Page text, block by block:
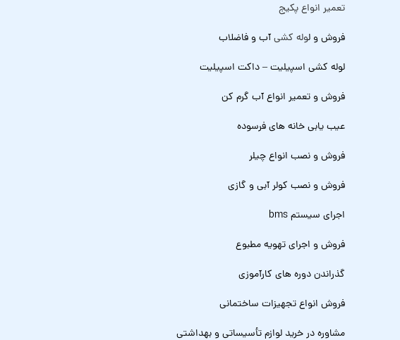
تعمیر انواع پکیج
فروش و لوله کشیآب و فاضلاب
لوله کشی اسپیلیت – داکت اسپیلیت
فروش و تعمیر انواع آب گرم کن
عیب یابی خانه های فرسوده
فروش و نصب انواع چیلر
فروش و نصب کولر آبی و گازی
اجرای سیستم bms
فروش و اجرای تهویه مطبوع
گذراندن دوره های کارآموزی
فروش انواع تجهیزات ساختمانی
مشاوره در خرید لوازم تأسیساتی و بهداشتی